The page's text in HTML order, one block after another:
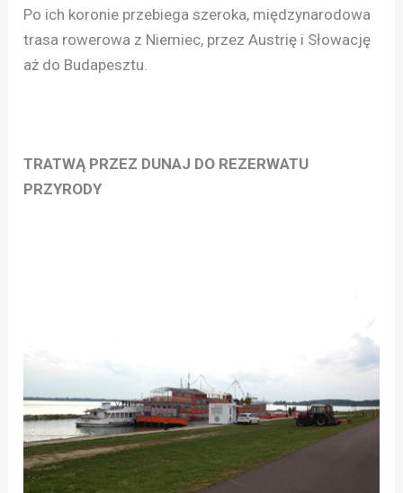
Po ich koronie przebiega szeroka, międzynarodowa
trasa rowerowa z Niemiec, przez Austrię i Słowację
aż do Budapesztu.
TRATWĄ PRZEZ DUNAJ DO REZERWATU
PRZYRODY